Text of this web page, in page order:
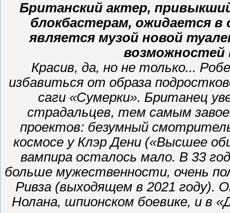
Британский актер,
блокбастерам, ожидается
является музой новой
возможностей
Красив, да, но не только...
избавиться от образа
саги «Сумерки». Британец
страдальцев, тем самым
проектов: безумный
космосе у Клэр Дени («Высшее
вампира осталось мало. В 33
больше мужественности, очень
Ривза (выходящем в 2021 году).
Нолана, шпионском боевике, и в